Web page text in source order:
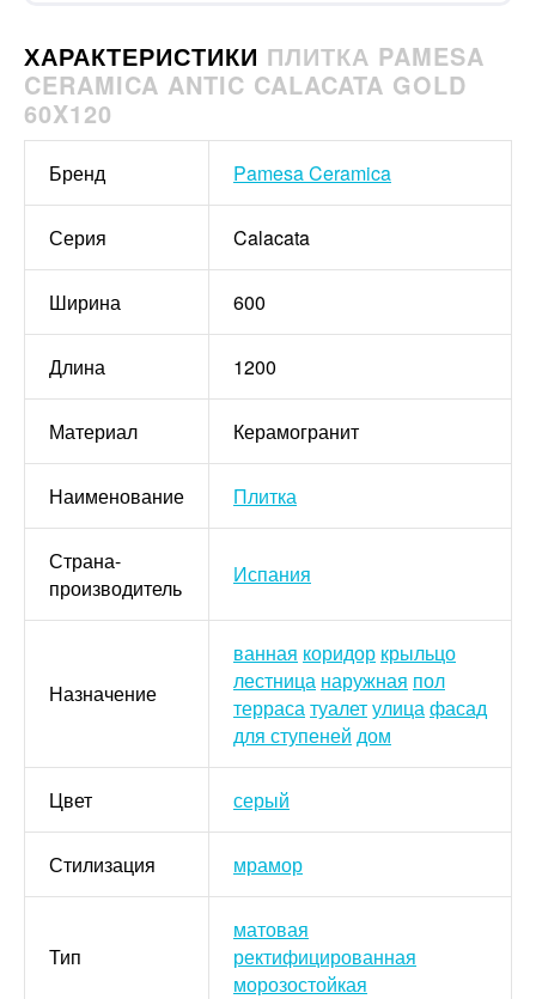
ХАРАКТЕРИСТИКИ ПЛИТКА PAMESA
CERAMICA ANTIC CALACATA GOLD
60X120
Бренд Pamesa Ceramica
Серия Calacata
Ширина 600
Длина 1200
Материал Керамогранит
Наименование Плитка
Страна-
производитель
Испания
Назначение
ванная коридор крыльцо
лестница наружная пол
террасатуалетулицафасад
для ступеней дом
Цвет серый
Стилизация мрамор
Тип
матовая
ректифицированная
морозостойкая